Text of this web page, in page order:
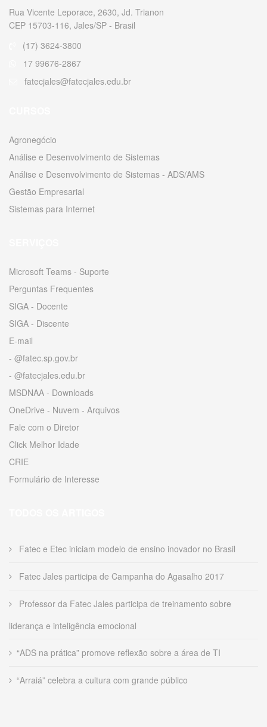
Rua Vicente Leporace, 2630, Jd. Trianon
CEP 15703-116, Jales/SP - Brasil
(17) 3624-3800
17 99676-2867
fatecjales@fatecjales.edu.br
Agronegócio
Análise e Desenvolvimento de Sistemas
Análise e Desenvolvimento de Sistemas - ADS/AMS
Gestão Empresarial
Sistemas para Internet
Microsoft Teams - Suporte
Perguntas Frequentes
SIGA - Docente
SIGA - Discente
E-mail
- @fatec.sp.gov.br
- @fatecjales.edu.br
MSDNAA - Downloads
OneDrive - Nuvem - Arquivos
Fale com o Diretor
Click Melhor Idade
CRIE
Formulário de Interesse
Fatec e Etec iniciam modelo de ensino inovador no Brasil
Fatec Jales participa de Campanha do Agasalho 2017
Professor da Fatec Jales participa de treinamento sobre
liderança e inteligência emocional
“ADS na prática” promove reflexão sobre a área de TI
“Arraiá” celebra a cultura com grande público